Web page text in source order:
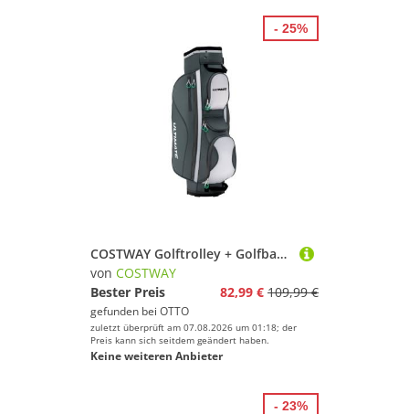
COSTWAY Golftrolley + Golfbag, mit Regenhaube, Tragegriffe & Schultergurt
von COSTWAY
Bester Preis
82,99 € 109,99 €
gefunden bei OTTO
zuletzt überprüft am 07.08.2026 um 01:18; der
Preis kann sich seitdem geändert haben.
Keine weiteren Anbieter
- 25%
- 23%